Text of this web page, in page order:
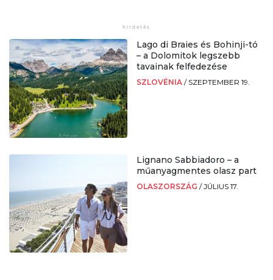
Lago di Braies és Bohinji-tó
– a Dolomitok legszebb
tavainak felfedezése
SZLOVÉNIA / SZEPTEMBER 19.
Lignano Sabbiadoro – a
műanyagmentes olasz part
OLASZORSZÁG /JÚLIUS 17.